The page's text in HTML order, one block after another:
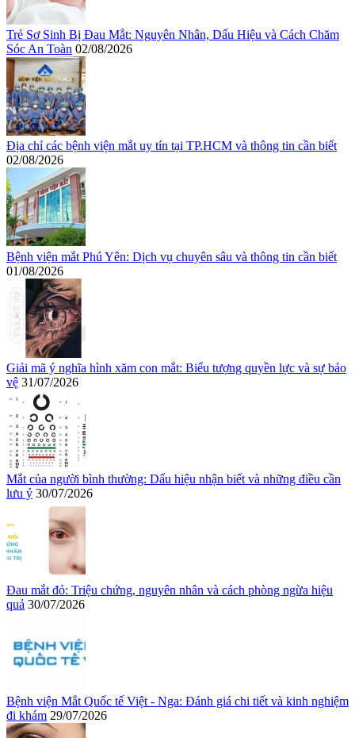
Trẻ Sơ Sinh Bị Đau Mắt: Nguyên Nhân, Dấu Hiệu và Cách Chăm
Sóc An Toàn 02/08/2026
Địa chỉ các bệnh viện mắt uy tín tại TP.HCM và thông tin cần biết
02/08/2026
Bệnh viện mắt Phú Yên: Dịch vụ chuyên sâu và thông tin cần biết
01/08/2026
Giải mã ý nghĩa hình xăm con mắt: Biểu tượng quyền lực và sự bảo
vệ 31/07/2026
Mắt của người bình thường: Dấu hiệu nhận biết và những điều cần
lưu ý 30/07/2026
Đau mắt đỏ: Triệu chứng, nguyên nhân và cách phòng ngừa hiệu
quả 30/07/2026
Bệnh viện Mắt Quốc tế Việt - Nga: Đánh giá chi tiết và kinh nghiệm
đi khám 29/07/2026